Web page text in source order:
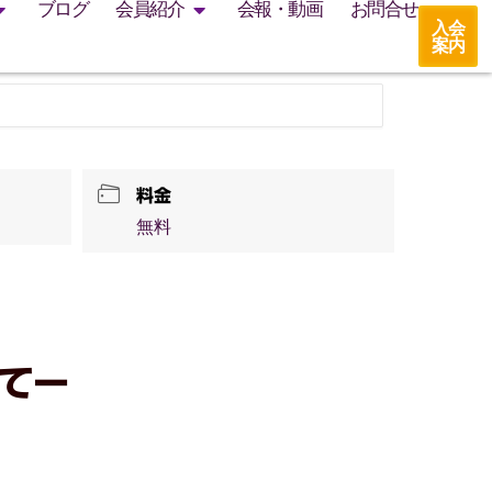
ブログ 会員紹介 会報・動画
お問合せ
入会
案内
料金
無料
ー